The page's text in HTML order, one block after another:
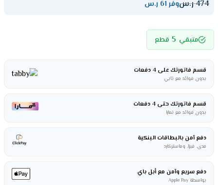
474ر.سوفر 61 ر.س
متبقي 5 قطع
قسم فاتورتك على 4 دفعات
بدون فوائد مع تابي
قسم فاتورتك حتى 4 دفعات
بدون فوائد مع تمارا
دفع آمن بالبطاقات البنكية
مدى، فيزا، وماستركارد
دفع سريع وآمن مع أبل باي
بواسطة Apple Pay